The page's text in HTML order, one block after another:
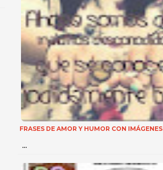
FRASES DE AMOR Y HUMOR CON IMÁGENES
…